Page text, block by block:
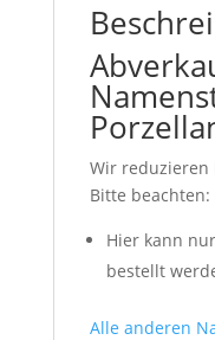
Wir reduzieren
Bitte beachten:
Hier kann
bestellt
Alle anderen